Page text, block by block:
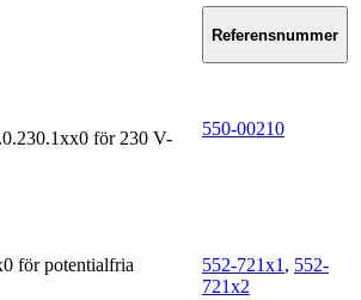
Referensnummer
för 230 V-
550-00210
för potentialfria
552-721x1 , 552-
721x2